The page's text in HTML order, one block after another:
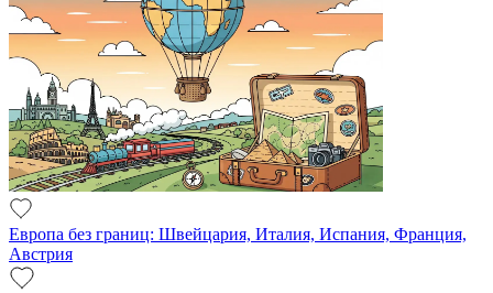
Европа без границ: Швейцария, Италия, Испания, Франция,
Австрия